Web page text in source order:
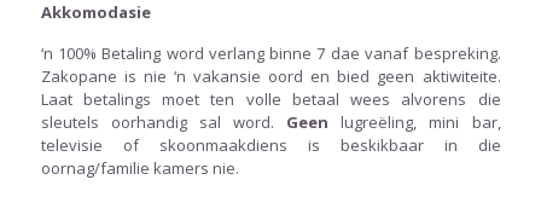
Akkomodasie
‘n 100% Betaling word verlang binne 7 dae vanaf bespreking.
Zakopane is nie ‘n vakansie oord en bied geen aktiwiteite.
Laat betalings moet ten volle betaal wees alvorens die
sleutels oorhandig sal word. Geen lugreëling, mini bar,
televisie of skoonmaakdiens is beskikbaar in die
oornag/familie kamers nie.